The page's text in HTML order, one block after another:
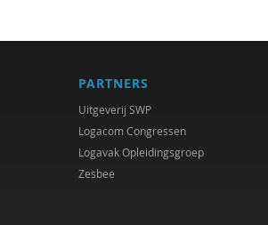
PARTNERS
Uitgeverij SWP
Logacom Congressen
Logavak Opleidingsgroep
Zesbee